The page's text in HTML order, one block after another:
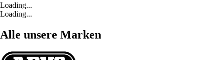
Loading...
Loading...
Alle unsere Marken